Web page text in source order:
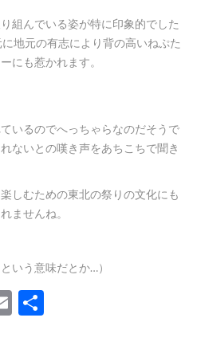
組んでいる姿が特に印象的でした
地元の有志により背の高いねぷた
にも惹かれます。
いるのでへっちゃらなのだそうで
ないとの嘆き声をあちこちで聞き
しむための東北の祭りの文化にも
ませんね。
いう意味だとか…）
Email